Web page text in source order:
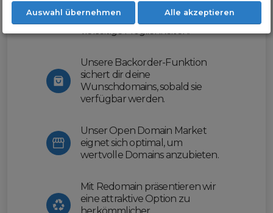
erleichtern wir dir den
Domainhandel und bieten dir
vielseitige Möglichkeiten.
Unsere Backorder-Funktion
sichert dir deine
Wunschdomains, sobald sie
verfügbar werden.
Unser Open Domain Market
eignet sich optimal, um
wertvolle Domains anzubieten.
Mit Redomain präsentieren wir
eine attraktive Option zu
Auswahl übernehmen Alle akzeptieren